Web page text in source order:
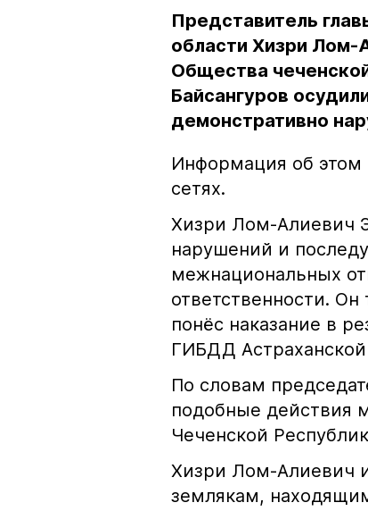
Представитель
области Хизри Лом-
Общества
Байсангуров
демонстративно
Информация об этом
сетях.
Хизри Лом-Алиевич
нарушений и
межнациональных
ответственности.
понёс наказание в
ГИБДД
По словам
подобные действия
Чеченской
Хизри Лом-Алиевич
землякам,